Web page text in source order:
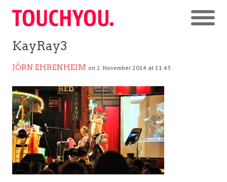
KayRay3
JÖRN EHRENHEIM on 2. November 2014 at 11:43